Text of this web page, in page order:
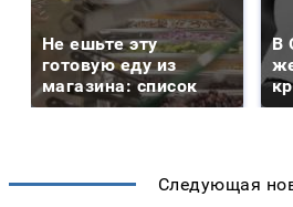
Не ешьте эту
готовую еду из
магазина: список
В
Следующая